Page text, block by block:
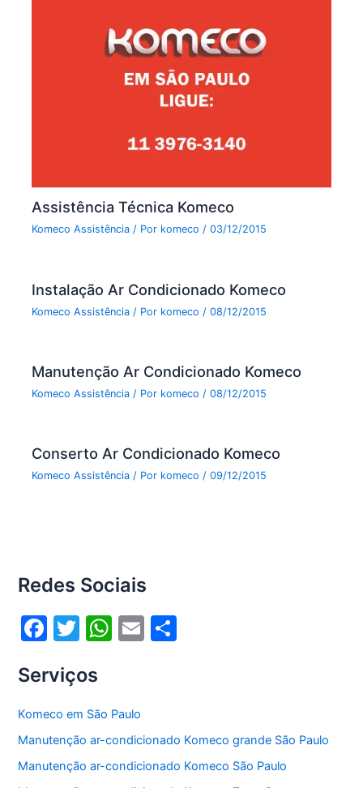
Assistência Técnica Komeco
Komeco Assistência / Por komeco/03/12/2015
Instalação Ar Condicionado Komeco
Komeco Assistência / Por komeco /08/12/2015
Manutenção Ar Condicionado Komeco
Komeco Assistência / Por komeco /08/12/2015
Conserto Ar Condicionado Komeco
Komeco Assistência / Por komeco/09/12/2015
Redes Sociais
F
c
e
b
o
T
itt
er
W
s
A
p
E
Serviços
Komeco em São Paulo
Manutenção ar-condicionado Komeco grande São Paulo
Manutenção ar-condicionado Komeco São Paulo